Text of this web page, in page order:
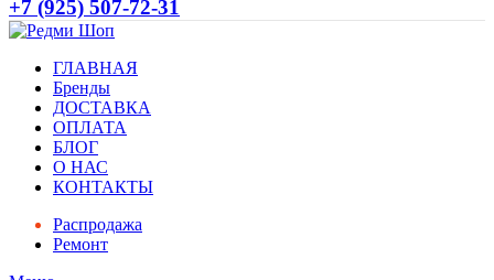
+7 (925) 507-72-31
ГЛАВНАЯ
Бренды
ДОСТАВКА
ОПЛАТА
БЛОГ
О НАС
КОНТАКТЫ
Распродажа
Ремонт